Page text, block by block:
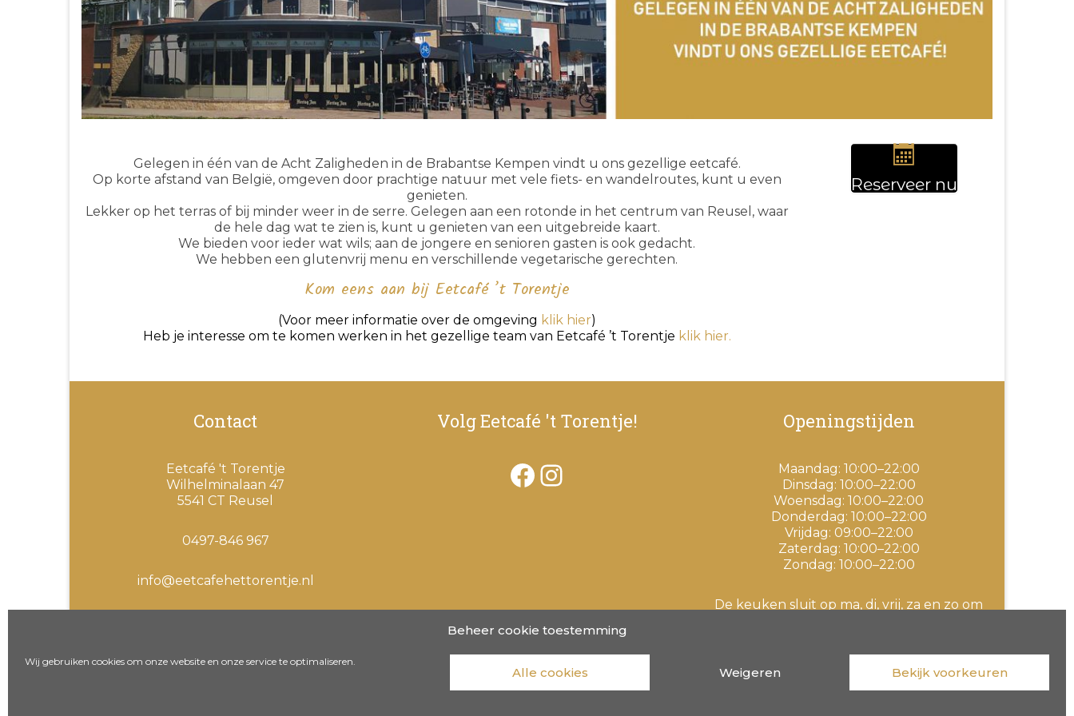
Beheer cookie toestemming
Wij gebruiken cookies om onze website en onze service te optimaliseren.
Alle cookies Weigeren Bekijk voorkeuren
Gelegen in één van de Acht Zaligheden in de Brabantse Kempen vindt u ons gezellige eetcafé.
Op korte afstand van België, omgeven door prachtige natuur met vele fiets- en wandelroutes, kunt u even
genieten.
Lekker op het terras of bij minder weer in de serre. Gelegen aan een rotonde in het centrum van Reusel, waar
de hele dag wat te zien is, kunt u genieten van een uitgebreide kaart.
We bieden voor ieder wat wils; aan de jongere en senioren gasten is ook gedacht.
We hebben een glutenvrij menu en verschillende vegetarische gerechten.
Kom eens aan bij Eetcafé ’t Torentje
(Voor meer informatie over de omgeving klik hier)
Heb je interesse om te komen werken in het gezellige team van Eetcafé ’t Torentje klik hier.
Reserveer nu
Contact
Eetcafé 't Torentje
Wilhelminalaan 47
5541 CT Reusel
0497-846 967
info@eetcafehettorentje.nl
Volg Eetcafé 't Torentje!
Facebook
Instagram
Openingstijden
Maandag: 10:00–22:00
Dinsdag: 10:00–22:00
Woensdag: 10:00–22:00
Donderdag: 10:00–22:00
Vrijdag: 09:00–22:00
Zaterdag: 10:00–22:00
Zondag: 10:00–22:00
De keuken sluit op ma, di, vrij, za en zo om
0497-846967